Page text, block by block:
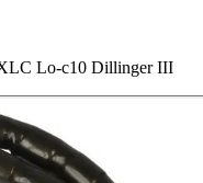
Lo-c10 Dillinger III